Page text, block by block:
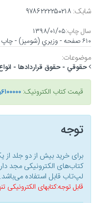
شابک:۹۷۸۶۲۲۲۲۵۰۲۱۸
سال چاپ:۱۳۹۸/۰۱/۰۵
۶۱۰ صفحه - وزيري (شوميز) - چاپ ۱
موضوعات:
حقوقي - حقوق قراردادها -
قیمت کتاب الکترونیک:۶۱۰۰۰۰۰ريال
توجه
برای خرید بیش از دو جلد
کتاب‌های الکترونیکی مجد
لپ‌تاب قابل استفاده می‌باشد.
قابل توجه:کتابهای